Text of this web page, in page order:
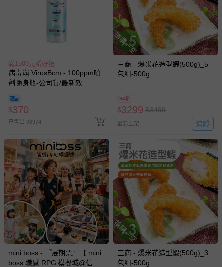
部分商品依據消費者保護法的規定，不適用七天鑑賞期/猶
豫期範圍：
易於腐敗、保存期限較短或解約時即將逾期（例如生鮮
商品、食品等）。
客製化商品（例如客製生日書、姓名貼等）。
報紙、期刊或雜誌（惟書籍如經拆封、使用，則酌收整
經消費者拆封之影音商品或電腦軟體（例如 DVD、CD
非以有形媒介提供之數位內容或一經提供即為完成之線
上服務，經消費者事先同意始提供（例如線上課程、遊
戲或活動點數等）。
已拆封之以下類型商品：
-個人衛生用品（例如尿布、貼身衣物、泳裝、襪子、地
墊、寢具類等）。
-新生兒親膚衣物（嬰幼兒包巾與背巾、包屁衣、學習
褲、紗布衣等）。
-接觸性孕哺產品（奶嘴、奶瓶、擠乳器、哺乳衣、托腹
帶束縛衣、餐搖椅等）。
-其他原廠盒裝商品封口處已貼上「不可拆封」，或具警
滿1500元贈好禮
病毒崩 VirusBom - 100ppm噴
劑隨身瓶-公司貨/最新效
$370
已售出 98974
搶購一空
三商 - 爆米花造型蝦(500g)_5
包組-500g
94折
$3299 $3499
最新上架 追蹤
mini boss - 『展期票』【 mini
boss 職感 RPG 模擬城@信義
搶購一空
三商 - 爆米花造型蝦(500g)_3
包組-500g